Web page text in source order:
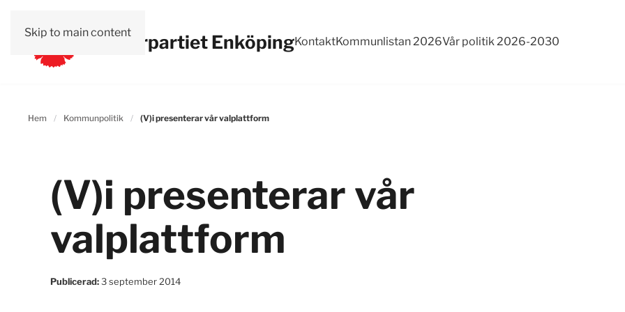
Skip to main contentVänsterpartiet EnköpingKontaktKommunlistan 2026Vår politik 2026-2030
Hem Kommunpolitik (V)i presenterar vår valplattform
(V)i presenterar vår
valplattform
Publicerad:3 september 2014